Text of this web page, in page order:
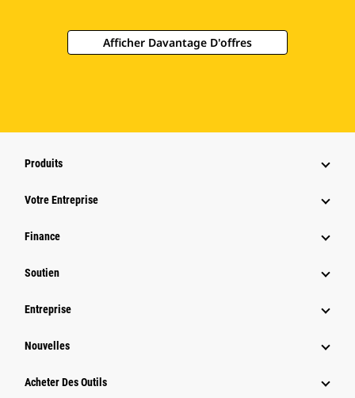
Afficher Davantage D'offres
Produits
Votre Entreprise
Finance
Soutien
Entreprise
Nouvelles
Acheter Des Outils